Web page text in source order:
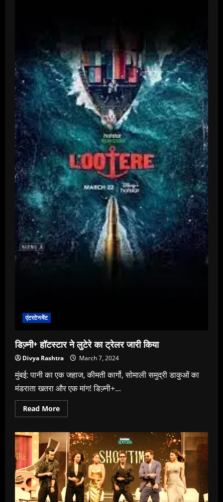
एंटरटेनमेंट
डिज्‍़नी+ हॉटस्‍टार ने लुटेरे का ट्रेलर जारी किया
Divya Rashtra March 7, 2024
मुंबई: पानी का एक जहाज, कीमती कार्गो, सोमाली समुद्री डाकुओं का
मंडराता खतरा और एक मांग! डिज्‍़नी+...
Read MoreRead
more
हॉटस्‍टार
ने
लुटेरे
ट्रेलर
जारी
किया